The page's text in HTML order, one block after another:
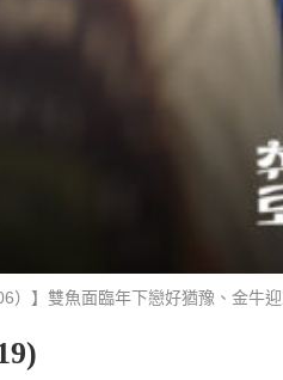
）】雙魚面臨年下戀好猶豫、金牛